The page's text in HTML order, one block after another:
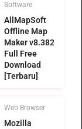
Software
AllMapSoft
Offline Map
Maker v8.382
Full Free
Download
[Terbaru]
Web Browser
Mozilla